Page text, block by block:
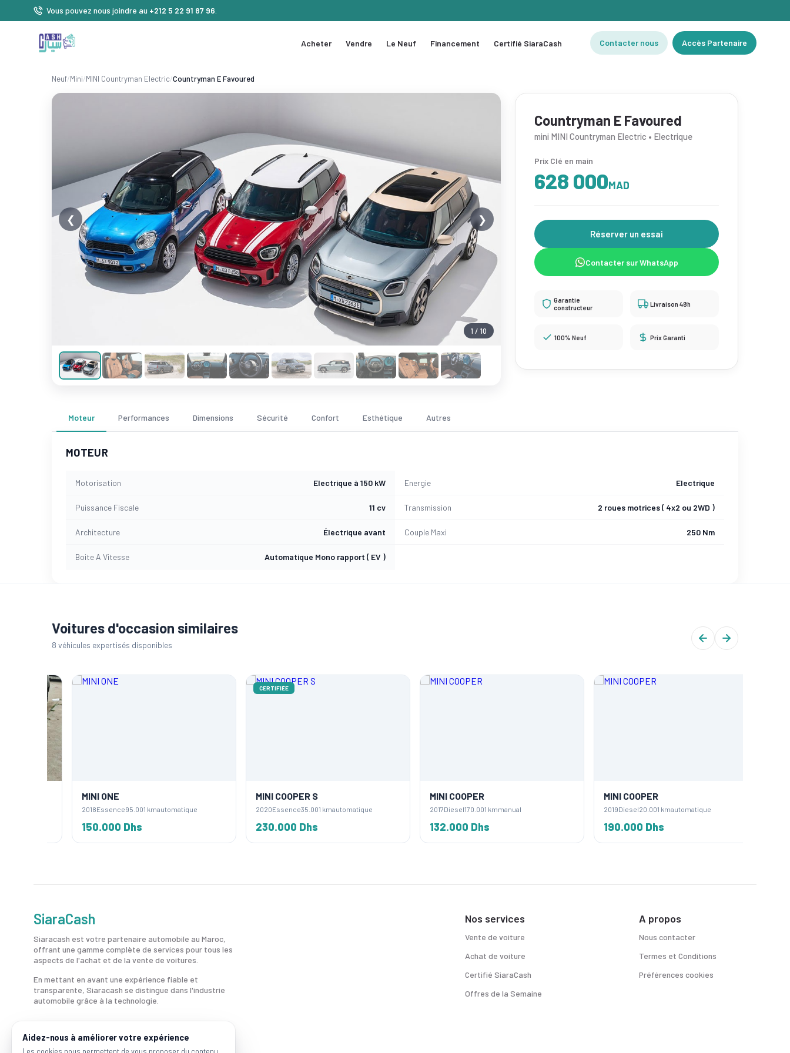
Vous pouvez nous joindre au +212 5 22 91 87 96
Acheter Vendre Le Neuf Financement Certifié SiaraCash Contacter nous Accès Partenaire
Neuf/Mini/MINI Countryman Electric/Countryman E Favoured
1 / 10
❮ ❯
Countryman E Favoured
mini MINI Countryman Electric • Electrique
Prix Clé en main
628 000MAD
Réserver un essai
Contacter sur WhatsApp
Garantie
constructeur
Livraison 48h
100% Neuf Prix Garanti
Moteur Performances Dimensions Sécurité Confort Esthétique Autres
MOTEUR
Motorisation Electrique à 150 kW Energie Electrique
Puissance Fiscale 11 cv Transmission 2 roues motrices ( 4x2 ou 2WD )
Architecture Électrique avant Couple Maxi 250 Nm
Boite A Vitesse Automatique Mono rapport ( EV )
Voitures d'occasion similaires
8 véhicules expertisés disponibles
MINI ONE
Essence95.001 kmautomatique
150.000 Dhs
CERTIFIÉE
MINI COOPER S
Essence35.001 kmautomatique
230.000 Dhs
MINI COOPER
Diesel170.001 kmmanual
132.000 Dhs
MINI COOPER
Diesel20.001 kmautomatique
190.000 Dhs
SiaraCash
Siaracash est votre partenaire automobile au Maroc,
offrant une gamme complète de services pour tous les
aspects de l'achat et de la vente de voitures.
En mettant en avant une expérience fiable et
transparente, Siaracash se distingue dans l'industrie
automobile grâce à la technologie.
Nos services
Vente de voiture
Achat de voiture
Certifié SiaraCash
Offres de la Semaine
A propos
Nous contacter
Termes et Conditions
Préférences cookies
Aidez-nous à améliorer votre expérience